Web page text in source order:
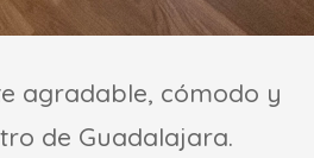
agradable, cómodo y
de Guadalajara.